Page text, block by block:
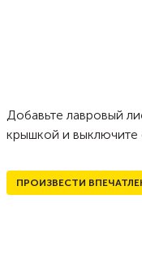
Добавьте лавровый
крышкой и выключите
ПРОИЗВЕСТИ